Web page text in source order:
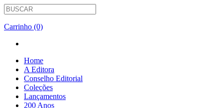
Carrinho (0)
Home
A Editora
Conselho Editorial
Coleções
Lançamentos
200 Anos